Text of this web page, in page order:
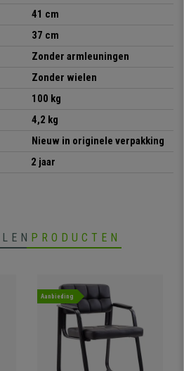
prijs, grijp deze kans!
prijs
met 4 zwarte poten
41 cm
37 cm
Zonder armleuningen
Zonder wielen
100 kg
4,2 kg
Nieuw in originele verpakking
2 jaar
PRODUCTEN
Aanbieding